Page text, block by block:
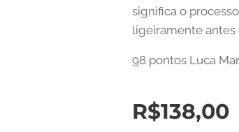
significa o
ligeiramente antes
98 pontos Luca
R$138,00